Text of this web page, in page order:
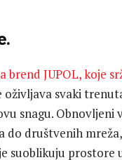
brend JUPOL, koje
oživljava svaki
snagu. Obnovljeni
do društvenih
suoblikuju prostore